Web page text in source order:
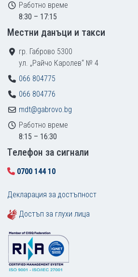
Работно време
8:30 – 17:15
Местни данъци и такси
гр. Габрово 5300
ул. „Райчо Каролев“ № 4
066 804775
066 804776
mdt@gabrovo.bg
Работно време
8:15 – 16:30
Tелефон за сигнали
0700 144 10
Декларация за достъпност
Достъп за глухи лица